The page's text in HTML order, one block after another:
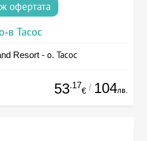
офертата
в Тасос
Resort - о. Тасос
53.17
€ / 104лв.